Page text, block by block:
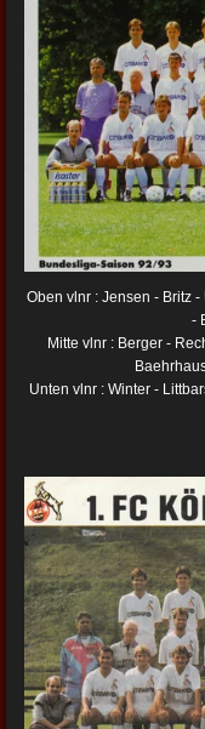
Oben vlnr : Jensen - Britz
-
Mitte vlnr : Berger -
Unten vlnr : Winter -